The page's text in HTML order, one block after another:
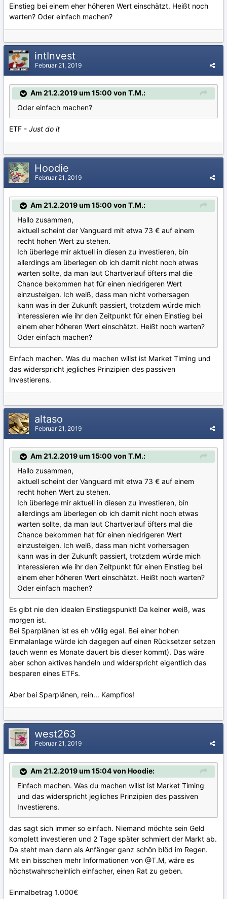
Einstieg bei einem eher höheren Wert einschätzt. Heißt noch
warten? Oder einfach machen?
intInvest
Februar 21, 2019
Am 21.2.2019 um 15:00 von T.M.:
Oder einfach machen?
ETF - Just do it
Hoodie
Februar 21, 2019
Am 21.2.2019 um 15:00 von T.M.:
Hallo zusammen,
aktuell scheint der Vanguard mit etwa 73 € auf einem
recht hohen Wert zu stehen.
Ich überlege mir aktuell in diesen zu investieren, bin
allerdings am überlegen ob ich damit nicht noch etwas
warten sollte, da man laut Chartverlauf öfters mal die
Chance bekommen hat für einen niedrigeren Wert
einzusteigen. Ich weiß, dass man nicht vorhersagen
kann was in der Zukunft passiert, trotzdem würde mich
interessieren wie ihr den Zeitpunkt für einen Einstieg bei
einem eher höheren Wert einschätzt. Heißt noch warten?
Oder einfach machen?
Einfach machen. Was du machen willst ist Market Timing und
das widerspricht jegliches Prinzipien des passiven
Investierens.
altaso
Februar 21, 2019
Am 21.2.2019 um 15:00 von T.M.:
Hallo zusammen,
aktuell scheint der Vanguard mit etwa 73 € auf einem
recht hohen Wert zu stehen.
Ich überlege mir aktuell in diesen zu investieren, bin
allerdings am überlegen ob ich damit nicht noch etwas
warten sollte, da man laut Chartverlauf öfters mal die
Chance bekommen hat für einen niedrigeren Wert
einzusteigen. Ich weiß, dass man nicht vorhersagen
kann was in der Zukunft passiert, trotzdem würde mich
interessieren wie ihr den Zeitpunkt für einen Einstieg bei
einem eher höheren Wert einschätzt. Heißt noch warten?
Oder einfach machen?
Es gibt nie den idealen Einstiegspunkt! Da keiner weiß, was
morgen ist.
Bei Sparplänen ist es eh völlig egal. Bei einer hohen
Einmalanlage würde ich dagegen auf einen Rücksetzer setzen
(auch wenn es Monate dauert bis dieser kommt). Das wäre
aber schon aktives handeln und widerspricht eigentlich das
besparen eines ETFs.
Aber bei Sparplänen, rein... Kampflos!
west263
Februar 21, 2019
Am 21.2.2019 um 15:04 von Hoodie:
Einfach machen. Was du machen willst ist Market Timing
und das widerspricht jegliches Prinzipien des passiven
Investierens.
das sagt sich immer so einfach. Niemand möchte sein Geld
komplett investieren und 2 Tage später schmiert der Markt ab.
Da steht man dann als Anfänger ganz schön blöd im Regen.
Mit ein bisschen mehr Informationen von @T.M, wäre es
höchstwahrscheinlich einfacher, einen Rat zu geben.
Einmalbetrag 1.000€